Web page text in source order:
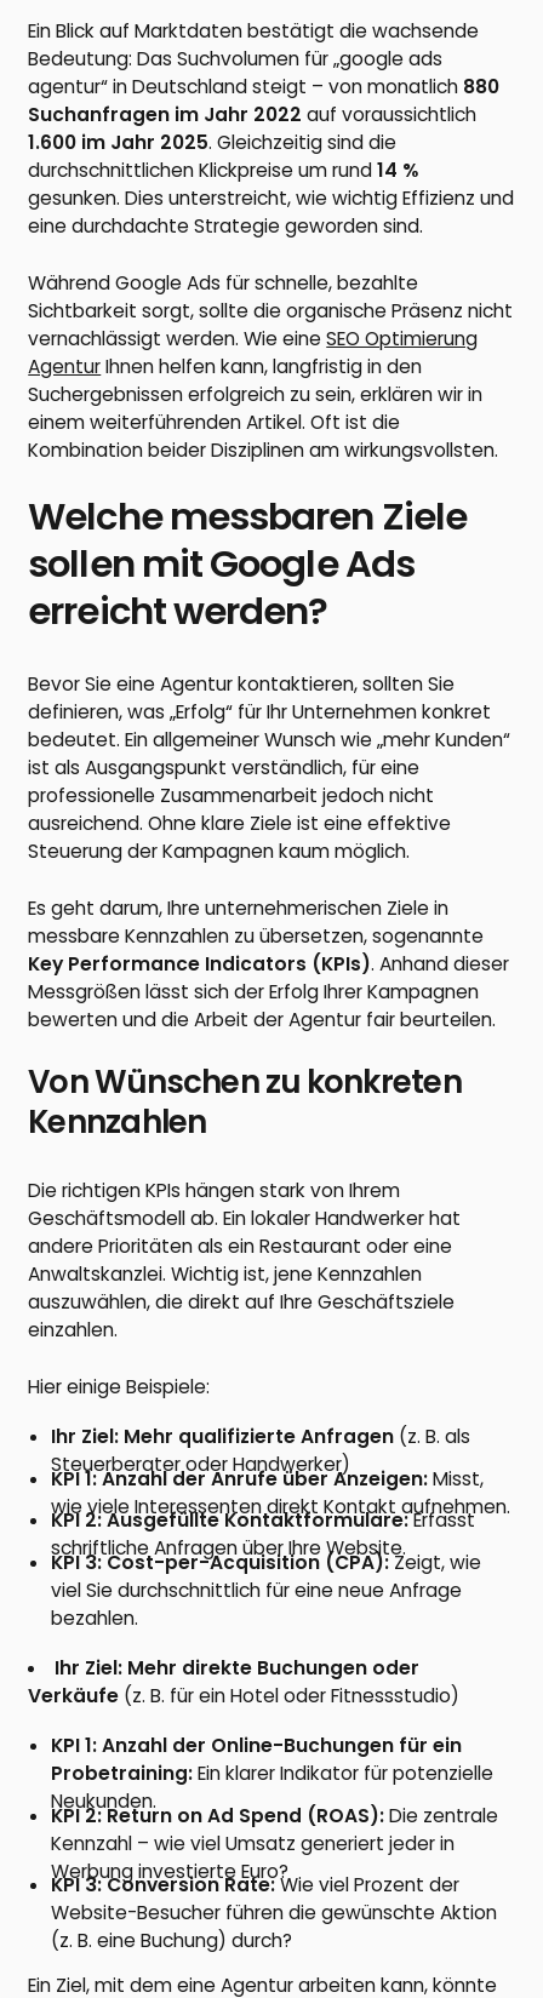
Ein Blick auf Marktdaten bestätigt die wachsende
Bedeutung: Das Suchvolumen für „google ads
agentur“ in Deutschland steigt – von monatlich 880
Suchanfragen im Jahr 2022 auf voraussichtlich
1.600 im Jahr 2025. Gleichzeitig sind die
durchschnittlichen Klickpreise um rund14 %
gesunken. Dies unterstreicht, wie wichtig Effizienz und
eine durchdachte Strategie geworden sind.
Während Google Ads für schnelle, bezahlte
Sichtbarkeit sorgt, sollte die organische Präsenz nicht
vernachlässigt werden. Wie eineSEO Optimierung
AgenturIhnen helfen kann, langfristig in den
Suchergebnissen erfolgreich zu sein, erklären wir in
einem weiterführenden Artikel. Oft ist die
Kombination beider Disziplinen am wirkungsvollsten.
Welche messbaren Ziele
sollen mit Google Ads
erreicht werden?
Bevor Sie eine Agentur kontaktieren, sollten Sie
definieren, was „Erfolg“ für Ihr Unternehmen konkret
bedeutet. Ein allgemeiner Wunsch wie „mehr Kunden“
ist als Ausgangspunkt verständlich, für eine
professionelle Zusammenarbeit jedoch nicht
ausreichend. Ohne klare Ziele ist eine effektive
Steuerung der Kampagnen kaum möglich.
Es geht darum, Ihre unternehmerischen Ziele in
messbare Kennzahlen zu übersetzen, sogenannte
Key Performance Indicators (KPIs). Anhand dieser
Messgrößen lässt sich der Erfolg Ihrer Kampagnen
bewerten und die Arbeit der Agentur fair beurteilen.
Von Wünschen zu konkreten
Kennzahlen
Die richtigen KPIs hängen stark von Ihrem
Geschäftsmodell ab. Ein lokaler Handwerker hat
andere Prioritäten als ein Restaurant oder eine
Anwaltskanzlei. Wichtig ist, jene Kennzahlen
auszuwählen, die direkt auf Ihre Geschäftsziele
einzahlen.
Hier einige Beispiele:
Ihr Ziel: Mehr qualifizierte Anfragen(z. B. als
Steuerberater oder Handwerker)
KPI 1: Anzahl der Anrufe über Anzeigen:Misst,
wie viele Interessenten direkt Kontakt aufnehmen.
KPI 2: Ausgefüllte Kontaktformulare:Erfasst
schriftliche Anfragen über Ihre Website.
KPI 3: Cost-per-Acquisition (CPA):Zeigt, wie
viel Sie durchschnittlich für eine neue Anfrage
bezahlen.
Ihr Ziel: Mehr direkte Buchungen oder
Verkäufe (z. B. für ein Hotel oder Fitnessstudio)
KPI 1: Anzahl der Online-Buchungen für ein
Probetraining:Ein klarer Indikator für potenzielle
Neukunden.
KPI 2: Return on Ad Spend (ROAS):Die zentrale
Kennzahl – wie viel Umsatz generiert jeder in
Werbung investierte Euro?
KPI 3: Conversion Rate:Wie viel Prozent der
Website-Besucher führen die gewünschte Aktion
(z. B. eine Buchung) durch?
Ein Ziel, mit dem eine Agentur arbeiten kann, könnte